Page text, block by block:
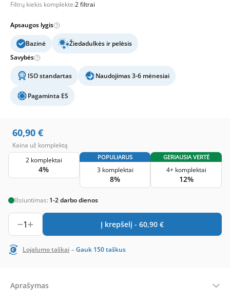
Filtrų kiekis komplekte:2 filtrai
Apsaugos lygis
Bazinė
Žiedadulkės ir pelėsis
Savybės
ISO standartas Naudojimas 3-6 mėnesiai
Pagaminta ES
60,90 €
Kaina už komplektą
2 komplektai
4%
POPULIARUS
3 komplektai
8%
GERIAUSIA VERTĖ
4+ komplektai
12%
Išsiuntimas: 1-2 darbo dienos
1 Į krepšelį - 60,90 €
Lojalumo taškai - Gauk 150taškus
Aprašymas